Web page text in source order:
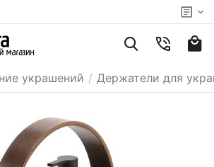
украшений / Держатели для